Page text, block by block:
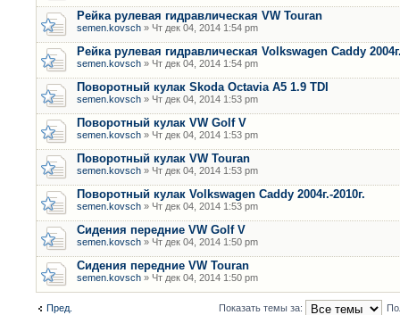
Рейка рулевая гидравлическая VW Touran
semen.kovsch » Чт дек 04, 2014 1:54 pm
Рейка рулевая гидравлическая Volkswagen Caddy
semen.kovsch » Чт дек 04, 2014 1:54 pm
Поворотный кулак Skoda Octavia A5 1.9 TDI
semen.kovsch » Чт дек 04, 2014 1:53 pm
Поворотный кулак VW Golf V
semen.kovsch » Чт дек 04, 2014 1:53 pm
Поворотный кулак VW Touran
semen.kovsch » Чт дек 04, 2014 1:53 pm
Поворотный кулак Volkswagen Caddy 2004г.-2010г.
semen.kovsch » Чт дек 04, 2014 1:53 pm
Сидения передние VW Golf V
semen.kovsch » Чт дек 04, 2014 1:50 pm
Сидения передние VW Touran
semen.kovsch » Чт дек 04, 2014 1:50 pm
Пред. Показать темы за: